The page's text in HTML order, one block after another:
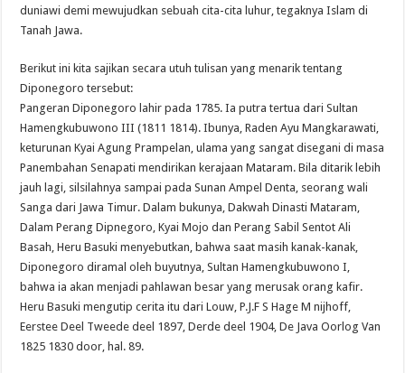
duniawi demi mewujudkan sebuah cita-cita luhur, tegaknya Islam di
Tanah Jawa.
Berikut ini kita sajikan secara utuh tulisan yang menarik tentang
Diponegoro tersebut:
Pangeran Diponegoro lahir pada 1785. Ia putra tertua dari Sultan
Hamengkubuwono III (1811 1814). Ibunya, Raden Ayu Mangkarawati,
keturunan Kyai Agung Prampelan, ulama yang sangat disegani di masa
Panembahan Senapati mendirikan kerajaan Mataram. Bila ditarik lebih
jauh lagi, silsilahnya sampai pada Sunan Ampel Denta, seorang wali
Sanga dari Jawa Timur. Dalam bukunya, Dakwah Dinasti Mataram,
Dalam Perang Dipnegoro, Kyai Mojo dan Perang Sabil Sentot Ali
Basah, Heru Basuki menyebutkan, bahwa saat masih kanak-kanak,
Diponegoro diramal oleh buyutnya, Sultan Hamengkubuwono I,
bahwa ia akan menjadi pahlawan besar yang merusak orang kafir.
Heru Basuki mengutip cerita itu dari Louw, P.J.F S Hage M nijhoff,
Eerstee Deel Tweede deel 1897, Derde deel 1904, De Java Oorlog Van
1825 1830 door, hal. 89.